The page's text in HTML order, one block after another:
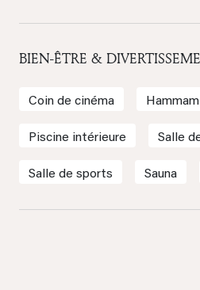
BIEN-ÊTRE &
Coin de cinéma Hammam
Piscine intérieure Salle
Salle de sports Sauna